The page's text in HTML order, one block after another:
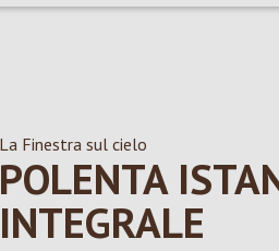
La Finestra sul cielo
POLENTA
INTEGRALE